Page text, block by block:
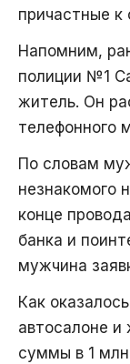
причастные
Напомним,
полиции №1
житель. Он
телефонного
По словам
незнакомого
конце
банка и
мужчина
Как
автосалоне
суммы в 1